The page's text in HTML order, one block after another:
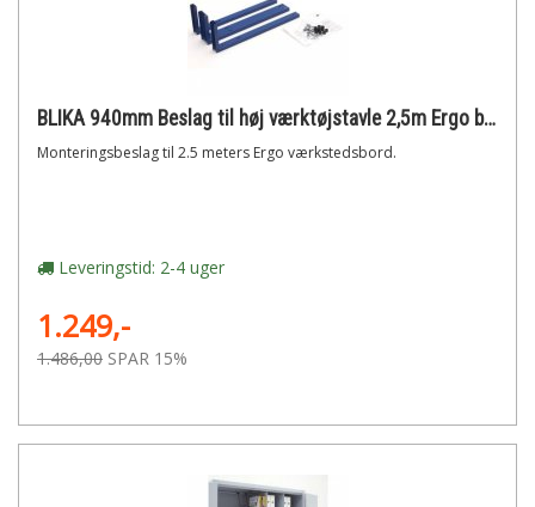
BLIKA 940mm Beslag til høj værktøjstavle 2,5m Ergo bord
Monteringsbeslag til 2.5 meters Ergo værkstedsbord.
Leveringstid: 2-4 uger
1.249,-
1.486,00 SPAR 15%